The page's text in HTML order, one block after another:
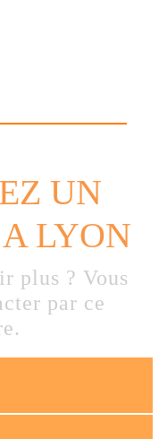
UN
LYON
plus ? Vous
par ce